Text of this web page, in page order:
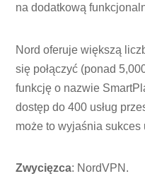
na dodatkową
Nord oferuje większą
się połączyć (ponad
funkcję o nazwie
dostęp do 400 usług
może to wyjaśnia sukces
Zwycięzca: NordVPN.